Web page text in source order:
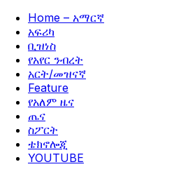
Home – አማርኛ
አፍሪካ
ቢዝነስ
የአየር ንብረት
አርት/መዝናኛ
Feature
የአለም ዜና
ጤና
ስፖርት
ቴክኖሎጂ
YOUTUBE